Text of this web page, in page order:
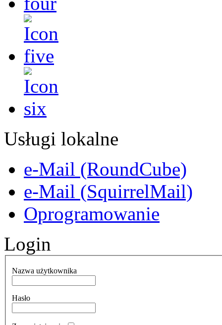
Usługi lokalne
e-Mail (RoundCube)
e-Mail (SquirrelMail)
Oprogramowanie
Login
Nazwa użytkownika
Hasło